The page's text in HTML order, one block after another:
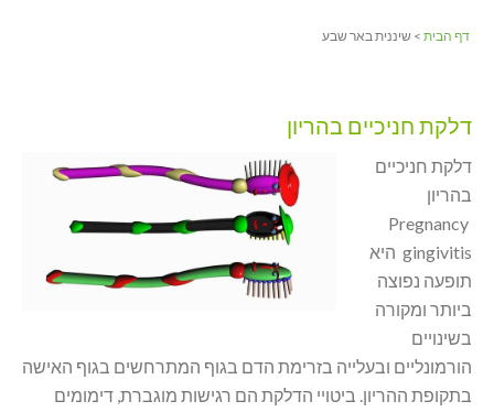
דף הבית > שיננית באר שבע
דלקת חניכיים בהריון
דלקת חניכיים
בהריון
Pregnancy
gingivitis היא
תופעה נפוצה
ביותר ומקורה
בשינויים
הורמונליים ובעלייה בזרימת הדם בגוף המתרחשים בגוף האישה
בתקופת ההריון. ביטויי הדלקת הם רגישות מוגברת, דימומים